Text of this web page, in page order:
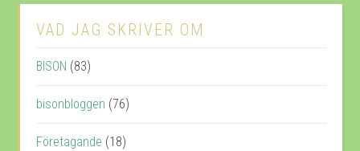
VAD JAG SKRIVER OM
BISON (83)
bisonbloggen (76)
Företagande (18)